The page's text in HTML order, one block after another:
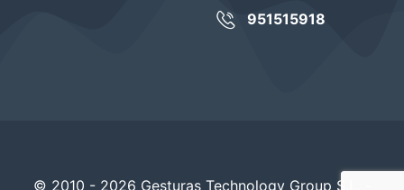
951515918
© 2010 - 2026 Gesturas Technology Group S.L. -